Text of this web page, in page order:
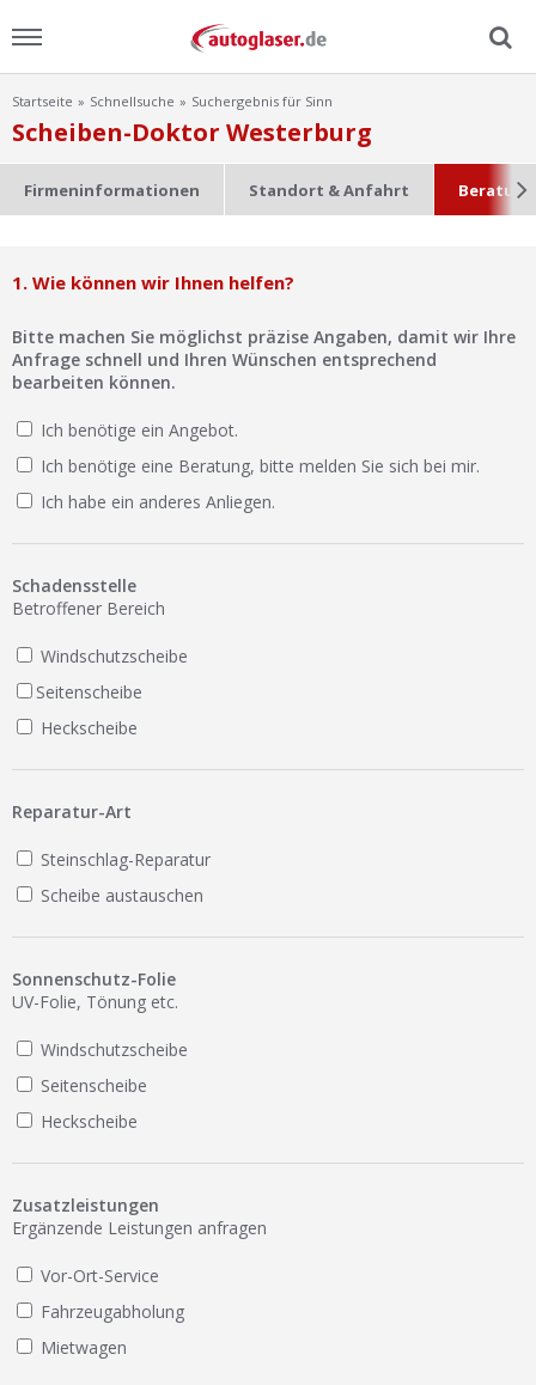
Menu
Home
Ratgeber
Scheibensuche
FAQ
Lexikon
Ist Ihre Werkstatt schon dabei?
Startseite Schnellsuche Suchergebnis für Sinn
Scheiben-Doktor Westerburg
Firmeninformationen Standort & Anfahrt
1. Wie können wir Ihnen helfen?
Bitte machen Sie möglichst präzise Angaben, damit wir Ihre
Anfrage schnell und Ihren Wünschen entsprechend
bearbeiten können.
Ich benötige ein Angebot.
Ich benötige eine Beratung, bitte melden Sie sich bei mir.
Ich habe ein anderes Anliegen.
Schadensstelle
Betroffener Bereich
Windschutzscheibe
Seitenscheibe
Heckscheibe
Reparatur-Art
Steinschlag-Reparatur
Scheibe austauschen
Sonnenschutz-Folie
UV-Folie, Tönung etc.
Windschutzscheibe
Seitenscheibe
Heckscheibe
Zusatzleistungen
Ergänzende Leistungen anfragen
Vor-Ort-Service
Fahrzeugabholung
Mietwagen